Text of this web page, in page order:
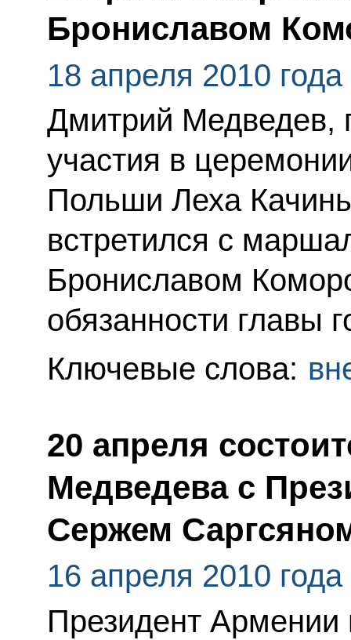
Брониславом
18 апреля 2010 года
Дмитрий Медведев,
участия в
Польши Леха
встретился с
Брониславом
обязанности главы
Ключевые слова:
20 апреля
Медведева с
Сержем
16 апреля 2010 года
Президент Армении